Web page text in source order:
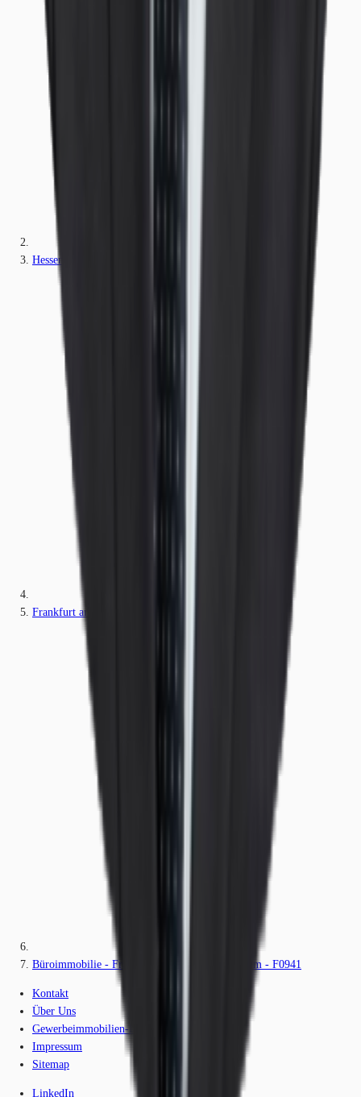
Hessen
Frankfurt am Main
Büroimmobilie - Frankfurt am Main, Bockenheim - F0941
Kontakt
Über Uns
Gewerbeimmobilien-Lexikon
Impressum
Sitemap
LinkedIn